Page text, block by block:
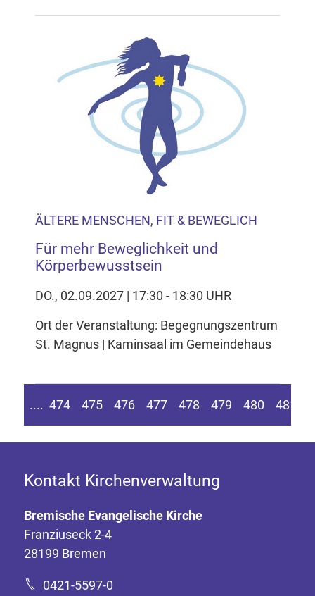
ÄLTERE MENSCHEN, FIT & BEWEGLICH
Für mehr Beweglichkeit und
Körperbewusstsein
DO., 02.09.2027 | 17:30 - 18:30 UHR
Ort der Veranstaltung: Begegnungszentrum
St. Magnus | Kaminsaal im Gemeindehaus
Seite springen
Zur vorherigen Seite
.... 474 475 476 477 478 479 480 481
Kontakt Kirchenverwaltung
Bremische Evangelische Kirche
Franziuseck 2-4
28199 Bremen
0421-5597-0